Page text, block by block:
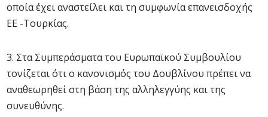
οποία έχει αναστείλει και τη συμφωνία επανεισδοχής
ΕΕ -Τουρκίας.
3. Στα Συμπεράσματα του Ευρωπαϊκού Συμβουλίου
τονίζεται ότι ο κανονισμός του Δουβλίνου πρέπει να
αναθεωρηθεί στη βάση της αλληλεγγύης και της
συνευθύνης.